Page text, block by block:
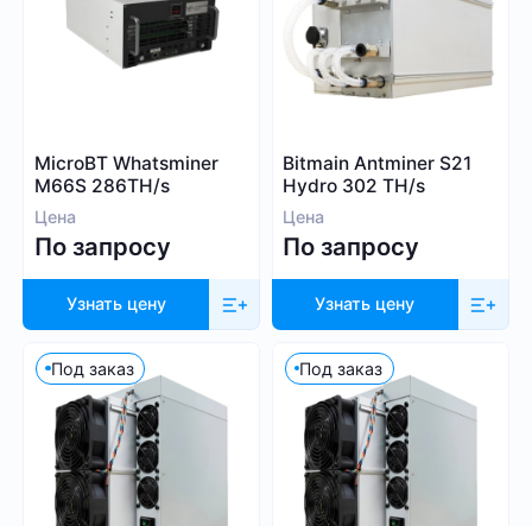
Kaspa (KAS)
Zcash (ZEC)
Handshake (HNS)
Monacoin (MONA)
MWC-CT31 (MWC)
Radiant (RXD)
Bitcoin SV (BSV)
Monero (XMR)
Производитель
Выбрать все
Canaan
Iceriver
Innosilicon
FusionSilicon
Dayun
iBeLink
Ebang
Посмотреть все
Применить фильтры
MicroBT Whatsminer
M66S 286TH/s
Цена
По запросу
Узнать цену
Bitmain Antminer S21
Hydro 302 TH/s
Цена
По запросу
Узнать цену
Под заказ Под заказ